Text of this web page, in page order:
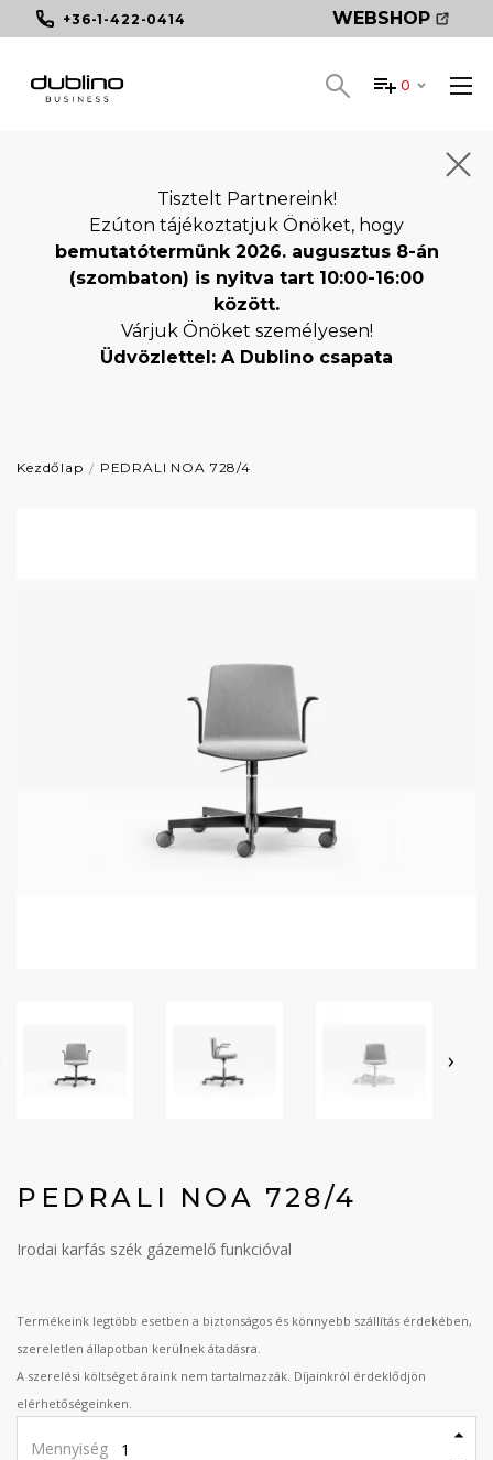
+36-1-422-0414 WEBSHOP
0
Tisztelt Partnereink!
Ezúton tájékoztatjuk Önöket, hogy
bemutatótermünk 2026. augusztus 8-án
(szombaton) is nyitva tart 10:00-16:00
között.
Várjuk Önöket személyesen!
Üdvözlettel: A Dublino csapata
Kezdőlap PEDRALI NOA 728/4
›
PEDRALI NOA 728/4
Irodai karfás szék gázemelő funkcióval
Termékeink legtöbb esetben a biztonságos és könnyebb szállítás érdekében,
szereletlen állapotban kerülnek átadásra.
A szerelési költséget áraink nem tartalmazzák. Díjainkról érdeklődjön
elérhetőségeinken.
Mennyiség